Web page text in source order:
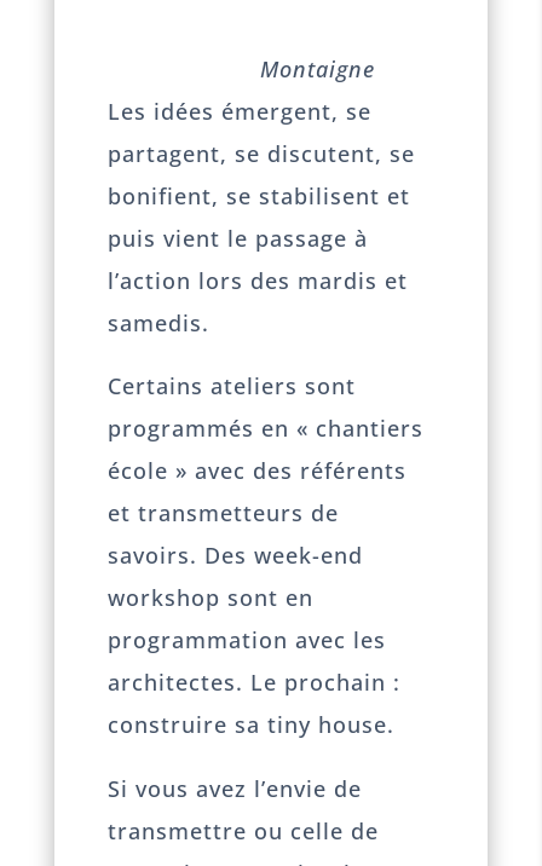
Montaigne
Les idées émergent, se
partagent, se discutent, se
bonifient, se stabilisent et
puis vient le passage à
l’action lors des mardis et
samedis.
Certains ateliers sont
programmés en « chantiers
école » avec des référents
et transmetteurs de
savoirs. Des week-end
workshop sont en
programmation avec les
architectes. Le prochain :
construire sa tiny house.
Si vous avez l’envie de
transmettre ou celle de